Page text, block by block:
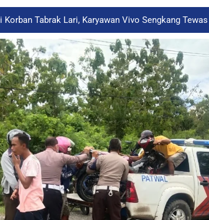
Korban Tabrak Lari, Karyawan Vivo Sengkang Tewas